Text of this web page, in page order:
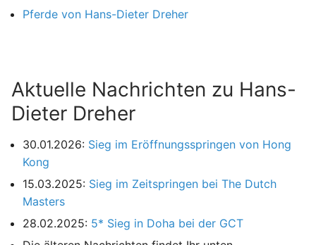
Pferde von Hans-Dieter Dreher
Aktuelle Nachrichten zu Hans-
Dieter Dreher
30.01.2026: Sieg im Eröffnungsspringen von Hong
Kong
15.03.2025: Sieg im Zeitspringen bei The Dutch
Masters
28.02.2025: 5* Sieg in Doha bei der GCT